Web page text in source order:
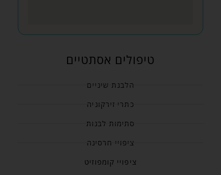
טיפולים אסתטיים
הלבנת שיניים
כתרי זירקוניה
סתימות לבנות
ציפויי חרסינה
ציפויי קומפוזיט